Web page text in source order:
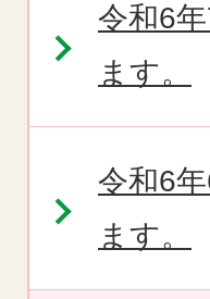
令和6
ます。
令和6
ます。